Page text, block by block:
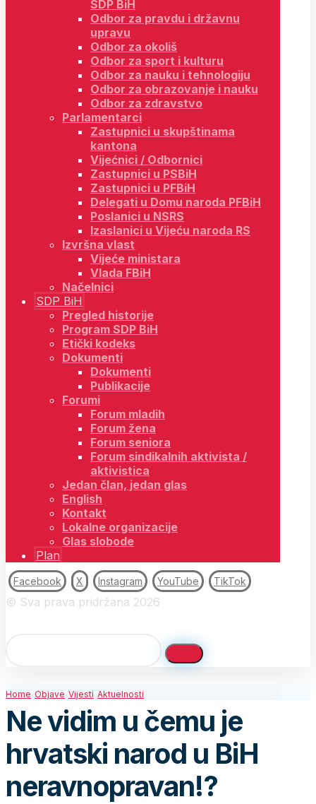
SDP BiH
Odbor za pravdu i državnu
upravu
Odbor za okoliš
Odbor za sport i kulturu
Odbor za nauku i tehnologiju
Odbor za obrazovanje i nauku
Odbor za zdravstvo
Parlamentarci
Zastupnici u skupštinama
kantona
Vijećnici / Odbornici
Zastupnici u PSBiH
Zastupnici u PFBiH
Delegati u Domu naroda PFBiH
Poslanici u NSRS
Izaslanici u Vijeću naroda RS
Izvršna vlast
Vijeće ministara
Vlada FBiH
Načelnici
SDP BiH
Pregled historije
Program SDP BiH
Etički kodeks
Dokumenti
Dokumenti
Publikacije
Forumi
Forum mladih
Forum žena
Forum seniora
Forum sindikalnih aktivista /
aktivistica
Jedan član, jedan glas
English
Kontakt
Lokalne organizacije
Glas slobode
Plan
Facebook X Instagram YouTube TikTok
© Sva prava pridržana 2026
Home Objave Vijesti Aktuelnosti
Ne vidim u čemu je
hrvatski narod u BiH
neravnopravan!?